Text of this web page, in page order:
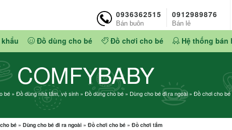
0936362515
Bán buôn
0912989876
Bán lẻ
Đồ dùng cho bé Đồ chơi cho bé Hệ thống bán
COMFYBABY
bé» Đồ dùng nhà tắm, vệ sinh» Đồ dùng cho bé» Dùng cho bé đi ra ngoài» Đồ chơi cho bé
bé » Dùng cho bé đi ra ngoài » Đồ chơi cho bé » Đồ chơi tắm